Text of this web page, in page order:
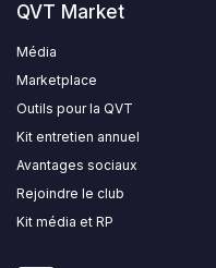
QVT Market
Média
Marketplace
Outils pour la QVT
Kit entretien annuel
Avantages sociaux
Rejoindre le club
Kit média et RP